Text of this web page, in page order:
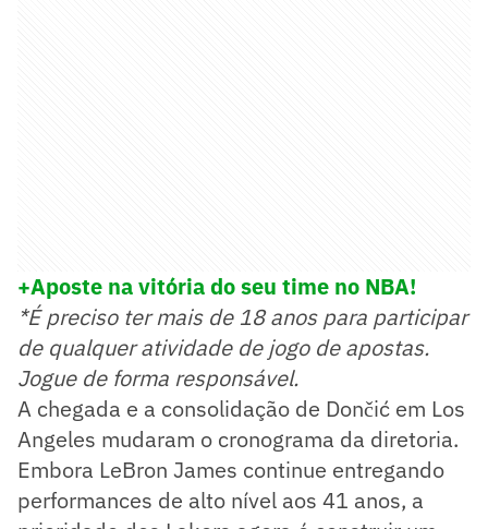
+Aposte na vitória do seu time no NBA!
*É preciso ter mais de 18 anos para participar
de qualquer atividade de jogo de apostas.
Jogue de forma responsável.
A chegada e a consolidação de Dončić em Los
Angeles mudaram o cronograma da diretoria.
Embora LeBron James continue entregando
performances de alto nível aos 41 anos, a